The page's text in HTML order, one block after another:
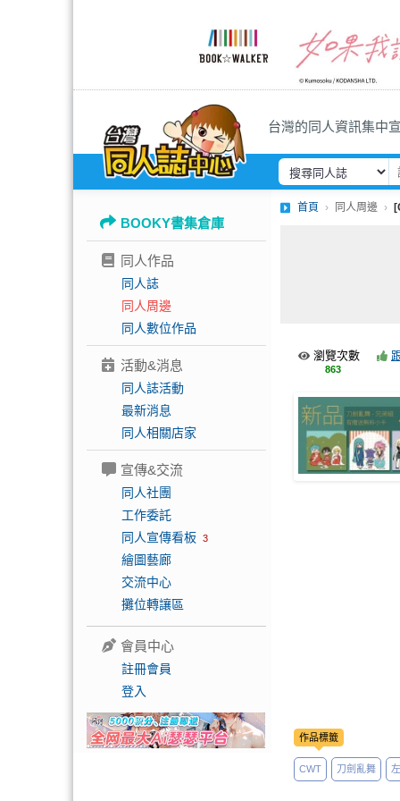
台灣的同人資訊集中
BOOKY書集倉庫
同人作品
同人誌
同人周邊
同人數位作品
活動&消息
同人誌活動
最新消息
同人相關店家
宣傳&交流
同人社團
工作委託
同人宣傳看板 3
繪圖藝廊
交流中心
攤位轉讓區
會員中心
註冊會員
登入
首頁 同人周邊
瀏覽次數
863
作品標籤
CWT 刀劍亂舞